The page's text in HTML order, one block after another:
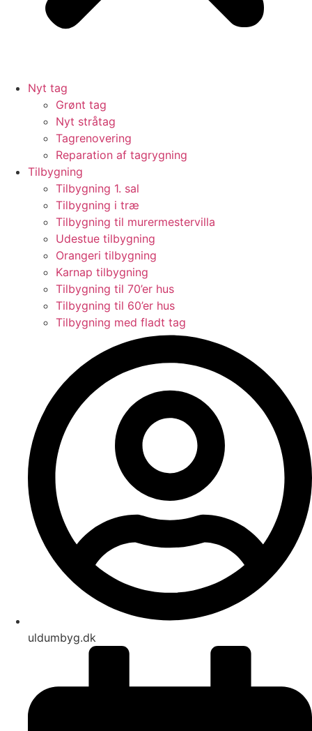
Nyt tag
Grønt tag
Nyt stråtag
Tagrenovering
Reparation af tagrygning
Tilbygning
Tilbygning 1. sal
Tilbygning i træ
Tilbygning til murermestervilla
Udestue tilbygning
Orangeri tilbygning
Karnap tilbygning
Tilbygning til 70’er hus
Tilbygning til 60’er hus
Tilbygning med fladt tag
uldumbyg.dk